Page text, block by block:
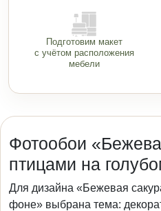
Подготовим макет
с учётом расположения
мебели
Фотообои
птицами на
Для дизайна «Бежевая
фоне» выбрана тема: